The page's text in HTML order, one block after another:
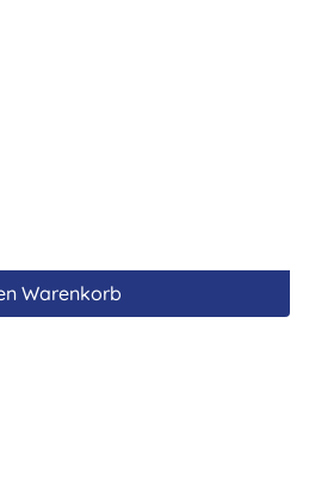
Warenkorb